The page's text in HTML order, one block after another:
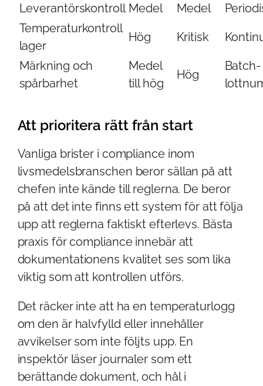
Leverantörskontroll Medel Medel
Temperaturkontroll
lager
Hög Kritisk
Märkning och
spårbarhet
Medel
till hög
Hög
Att prioritera rätt från start
Vanliga brister i compliance inom
livsmedelsbranschen beror sällan på att
chefen inte kände till reglerna. De beror
på att det inte finns ett system för att följa
upp att reglerna faktiskt efterlevs. Bästa
praxis för compliance innebär att
dokumentationens kvalitet ses som lika
viktig som att kontrollen utförs.
Det räcker inte att ha en temperaturlogg
om den är halvfylld eller innehåller
avvikelser som inte följts upp. En
inspektör läser journaler som ett
berättande dokument, och hål i